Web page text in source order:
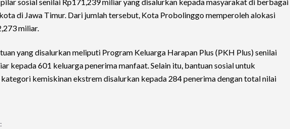
di Jawa Timur. Dari jumlah tersebut, Kota Probolinggo memperoleh alokasi
miliar.
yang disalurkan meliputi Program Keluarga Harapan Plus (PKH Plus) senilai
kepada 601 keluarga penerima manfaat. Selain itu, bantuan sosial untuk
kemiskinan ekstrem disalurkan kepada 284 penerima dengan total nilai